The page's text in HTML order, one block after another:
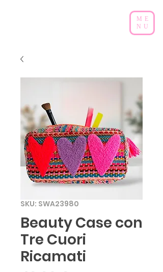
ME
NU
SKU: SWA23980
Beauty Case con
Tre Cuori
Ricamati